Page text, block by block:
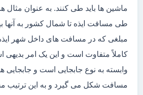
ماشین ها باید طی کنند. به عنوان مثال
طی مسافت ایذه تا شمال کشور به آنها
مبلغی که در مسافت های داخل شهر
کاملاً متفاوت است و این یک امر بدیهی
وابسته به نوع جابجایی است و جابجایی
مسافت شکل می گیرد و به این ترتیب